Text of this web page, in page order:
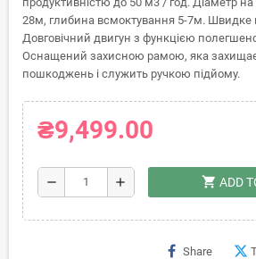
28м, глибина всмоктування 5-7м. Швидке
Довговічний двигун з функцією
Оснащений захисною рамою, яка
пошкоджень і служить ручкою підйому.
₴9,499.00
remove add shopping_cart ADD
Share